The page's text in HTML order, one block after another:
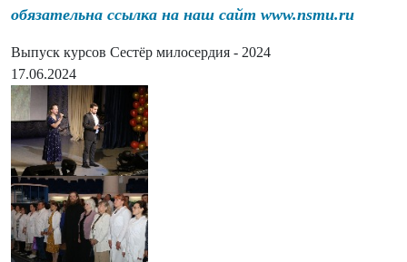
обязательна ссылка на наш сайт www.nsmu.ru
Выпуск курсов Сестёр милосердия - 2024
17.06.2024